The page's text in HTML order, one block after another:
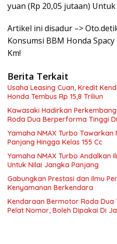
yuan (Rp 20,05 jutaan) Untuk
Artikel ini disadur –>
Konsumsi BBM Honda
Km!
Berita Terkait
Usaha Leasing Cuan, Kredit
Honda Tembus Rp 15,8 Triliun
Kawasaki Hadirkan
Roda Dua Berperforma Tinggi
Yamaha NMAX Turbo
Panjang Hingga Kelas 155 Cc
Yamaha NMAX Turbo Andalkan
Untuk Nilai Jangka Panjang
Gabungkan Prestasi dan Ilmu
Kenyamanan Berkendara
Kendaraan Bermotor Roda Dua
Pelat Nomor, Boleh Dipakai Di